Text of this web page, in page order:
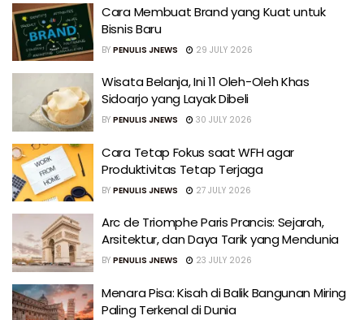
Cara Membuat Brand yang Kuat untuk
Bisnis Baru
BY PENULIS JNEWS 29 JULY 2026
Wisata Belanja, Ini 11 Oleh-Oleh Khas
Sidoarjo yang Layak Dibeli
BY PENULIS JNEWS 30 JULY 2026
Cara Tetap Fokus saat WFH agar
Produktivitas Tetap Terjaga
BY PENULIS JNEWS 27 JULY 2026
Arc de Triomphe Paris Prancis: Sejarah,
Arsitektur, dan Daya Tarik yang Mendunia
BY PENULIS JNEWS 23 JULY 2026
Menara Pisa: Kisah di Balik Bangunan Miring
Paling Terkenal di Dunia